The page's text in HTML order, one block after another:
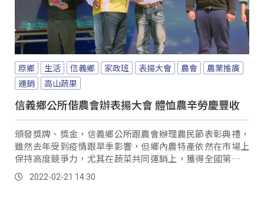
原鄉 生活 信義鄉 家政班 表揚大會 農會
農業推廣
運銷
高山蔬果
信義鄉公所偕農會辦表揚大會 體恤農辛勞慶豐收
頒發獎牌、獎金，信義鄉公所跟農會辦理農民節表彰典禮，
雖然去年受到疫情跟旱季影響，但鄉內農特產依然在市場上
保持高度競爭力，尤其在蔬菜共同運銷上，獲得全國第二名
佳績。2022-02-21 14:30